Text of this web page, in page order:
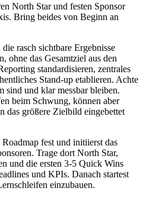
North Star und festen Sponsor
Bring beides von Beginn an
rasch sichtbare Ergebnisse
ohne das Gesamtziel aus den
standardisieren, zentrales
Stand-up etablieren. Achte
sind und klar messbar bleiben.
beim Schwung, können aber
das größere Zielbild eingebettet
fest und initiierst das
Trage dort North Star,
und die ersten 3-5 Quick Wins
und KPIs. Danach startest
einzubauen.